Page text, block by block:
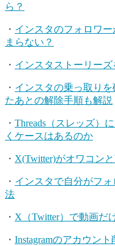
ら？
・ インスタのフォロワ
まらない？
・ インスタストーリー
・ インスタの乗っ取り
たあとの解除手順も解説
・ Threads（スレッズ）
くケースはあるのか
・ X(Twitter)がオワコン
・ インスタで自分がフ
法
・ X（Twitter）で動画だ
・ Instagramのアカウン